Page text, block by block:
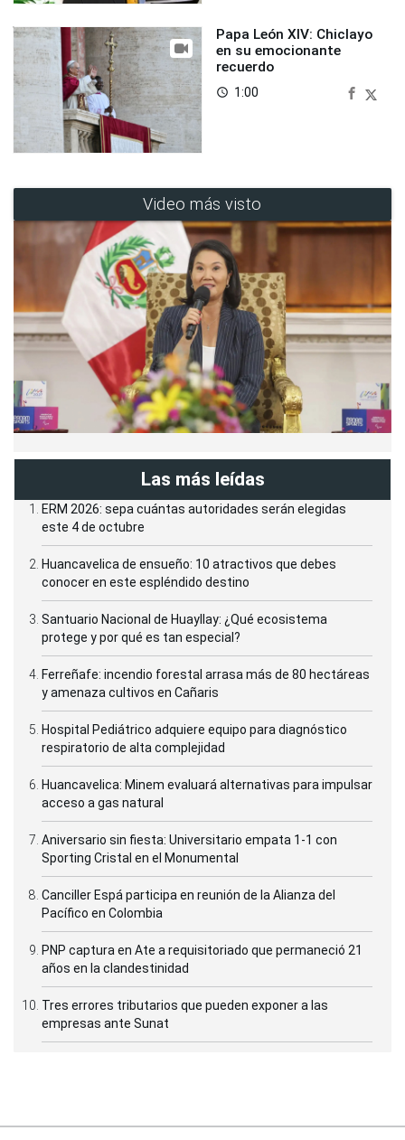
Papa León XIV: Chiclayo
en su emocionante
recuerdo
access_time 1:00
Video más visto
Las más leídas
ERM 2026: sepa cuántas autoridades serán elegidas
este 4 de octubre
Huancavelica de ensueño: 10 atractivos que debes
conocer en este espléndido destino
Santuario Nacional de Huayllay: ¿Qué ecosistema
protege y por qué es tan especial?
Ferreñafe: incendio forestal arrasa más de 80 hectáreas
y amenaza cultivos en Cañaris
Hospital Pediátrico adquiere equipo para diagnóstico
respiratorio de alta complejidad
Huancavelica: Minem evaluará alternativas para impulsar
acceso a gas natural
Aniversario sin fiesta: Universitario empata 1-1 con
Sporting Cristal en el Monumental
Canciller Espá participa en reunión de la Alianza del
Pacífico en Colombia
PNP captura en Ate a requisitoriado que permaneció 21
años en la clandestinidad
Tres errores tributarios que pueden exponer a las
empresas ante Sunat